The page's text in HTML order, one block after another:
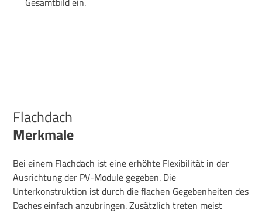
Flachdach
Merkmale
Bei einem Flachdach ist eine erhöhte Flexibilität in der
Ausrichtung der PV-Module gegeben. Die
Unterkonstruktion ist durch die flachen Gegebenheiten des
Daches einfach anzubringen. Zusätzlich treten meist